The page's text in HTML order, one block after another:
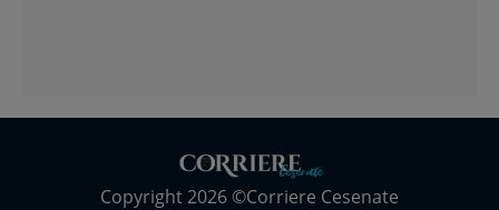
Copyright 2026 ©Corriere Cesenate